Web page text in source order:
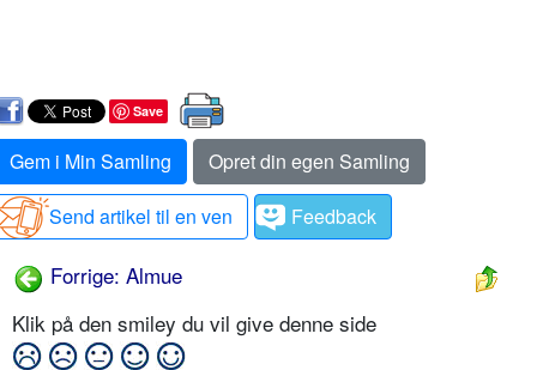
Save
Gem i Min Samling
Opret din egen Samling
Send artikel til en ven
Feedback
Forrige: Almue
Klik på den smiley du vil give denne side